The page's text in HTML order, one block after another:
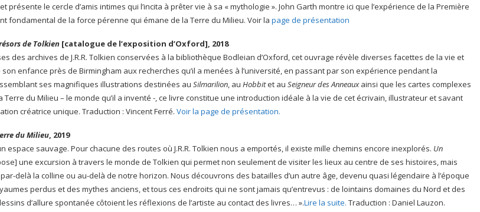
présente le cercle d’amis intimes qui l’incita à prêter vie à sa « mythologie ». John Garth montre ici que l’expérience de la Première
fondamental de la force pérenne qui émane de la Terre du Milieu. Voir la page de présentation
de Tolkien [catalogue de l’exposition d’Oxford], 2018
des archives de J.R.R. Tolkien conservées à la bibliothèque Bodleian d’Oxford, cet ouvrage révèle diverses facettes de la vie et
son enfance près de Birmingham aux recherches qu’il a menées à l’université, en passant par son expérience pendant la
ses magnifiques illustrations destinées au Silmarilion, au Hobbitet au Seigneur des Anneauxainsi que les cartes complexes
Terre du Milieu – le monde qu’il a inventé -, ce livre constitue une introduction idéale à la vie de cet écrivain, illustrateur et savant
créatrice unique. Traduction : Vincent Ferré. Voir la page de présentation.
du Milieu, 2019
espace sauvage. Pour chacune des routes où J.R.R. Tolkien nous a emportés, il existe mille chemins encore inexplorés. Un
une excursion à travers le monde de Tolkien qui permet non seulement de visiter les lieux au centre de ses histoires, mais
delà la colline ou au-delà de notre horizon. Nous découvrons des batailles d’un autre âge, devenu quasi légendaire à l’époque
perdus et des mythes anciens, et tous ces endroits qui ne sont jamais qu’entrevus : de lointains domaines du Nord et des
d’allure spontanée côtoient les réflexions de l’artiste au contact des livres… ».Lire la suite. Traduction : Daniel Lauzon.